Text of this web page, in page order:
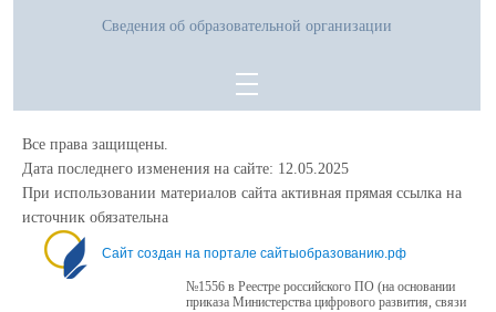
Сведения об образовательной организации
Все права защищены.
Дата последнего изменения на сайте: 12.05.2025
При использовании материалов сайта активная прямая ссылка на
источник обязательна
Сайт создан на портале сайтыобразованию.рф
№1556 в Реестре российского ПО (на основании
приказа Министерства цифрового развития, связи